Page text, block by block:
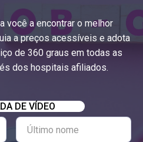
você a encontrar o melhor
a preços acessíveis e adota
de 360 graus em todas as
dos hospitais afiliados.
DE VÍDEO